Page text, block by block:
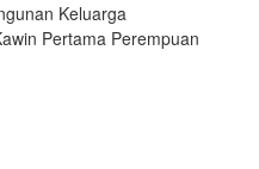
Keluarga
Pertama Perempuan